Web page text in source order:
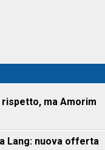
rispetto, ma Amorim
Lang: nuova offerta